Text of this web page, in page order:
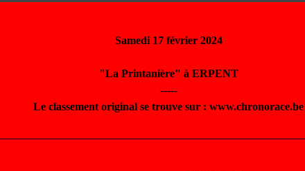
Samedi 17 février 2024
"La Printanière" à ERPENT
-----
Le classement original se trouve sur : www.chronorace.be